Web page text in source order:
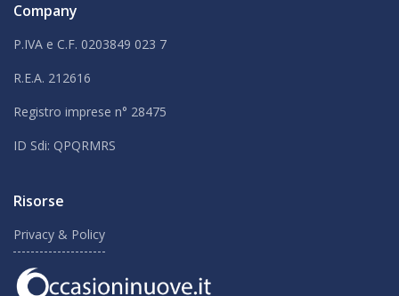
Company
P.IVA e C.F. 0203849 023 7
R.E.A. 212616
Registro imprese n° 28475
ID Sdi: QPQRMRS
Risorse
Privacy & Policy